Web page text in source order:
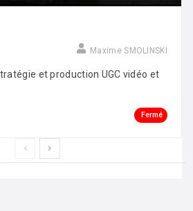
Maxime SMOLINSKI
et production UGC vidéo et
Fermé